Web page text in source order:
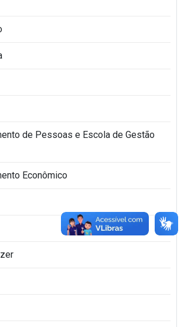
de Pessoas e Escola de Gestão
Econômico